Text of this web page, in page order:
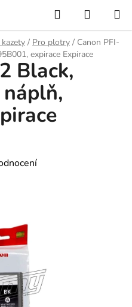
Hledat
KOŠÍK
/ Pro plotry / Canon PFI-
expirace Expirace
Black,